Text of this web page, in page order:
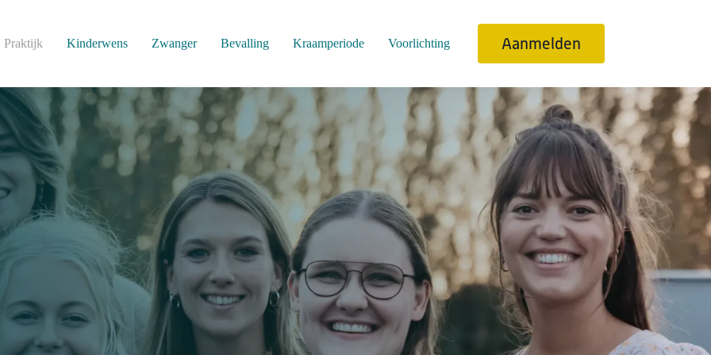
Praktijk Kinderwens Zwanger Bevalling Kraamperiode Voorlichting Aanmelden